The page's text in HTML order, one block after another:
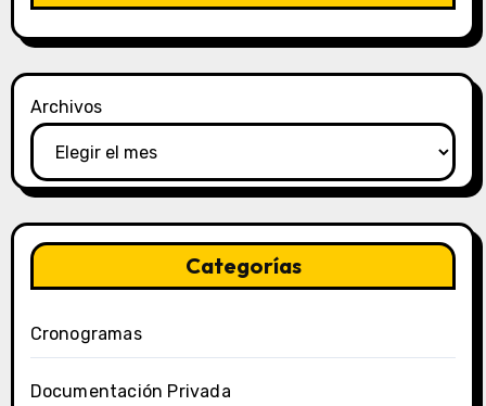
Archivos
Categorías
Cronogramas
Documentación Privada